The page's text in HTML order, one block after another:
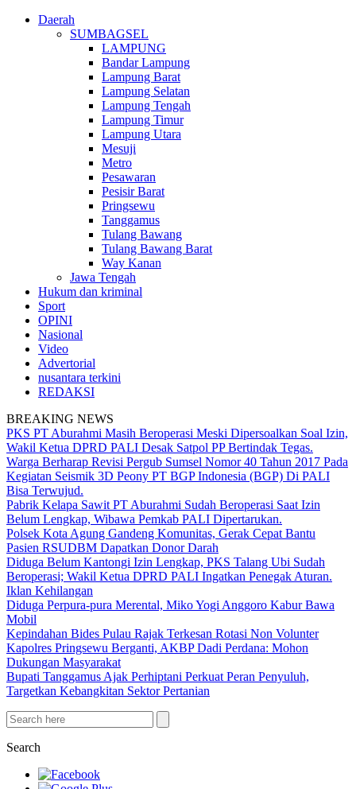
Daerah
SUMBAGSEL
LAMPUNG
Bandar Lampung
Lampung Barat
Lampung Selatan
Lampung Tengah
Lampung Timur
Lampung Utara
Mesuji
Metro
Pesawaran
Pesisir Barat
Pringsewu
Tanggamus
Tulang Bawang
Tulang Bawang Barat
Way Kanan
Jawa Tengah
Hukum dan kriminal
Sport
OPINI
Nasional
Video
Advertorial
nusantara terkini
REDAKSI
BREAKING NEWS
PKS PT Aburahmi Masih Beroperasi Meski Dipersoalkan Soal Izin,
Wakil Ketua DPRD PALI Desak Satpol PP Bertindak Tegas.
Warga Berharap Revisi Pergub Sumsel Nomor 40 Tahun 2017 Pada
Kegiatan Seismik 3D Peony PT BGP Indonesia (BGP) Di PALI
Bisa Terwujud.
Pabrik Kelapa Sawit PT Aburahmi Sudah Beroperasi Saat Izin
Belum Lengkap, Wibawa Pemkab PALI Dipertarukan.
Polsek Kota Agung Gandeng Komunitas, Gerak Cepat Bantu
Pasien RSUDBM Dapatkan Donor Darah
Diduga Belum Kantongi Izin Lengkap, PKS Talang Ubi Sudah
Beroperasi; Wakil Ketua DPRD PALI Ingatkan Penegak Aturan.
Iklan Kehilangan
Diduga Perpura-pura Merental, Miko Yogi Anggoro Kabur Bawa
Mobil
Kepindahan Bides Pulau Rajak Terkesan Rotasi Non Volunter
Kapolres Pringsewu Berganti, AKBP Dadi Perdana: Mohon
Dukungan Masyarakat
Bupati Tanggamus Ajak Perhiptani Perkuat Peran Penyuluh,
Targetkan Kebangkitan Sektor Pertanian
Search